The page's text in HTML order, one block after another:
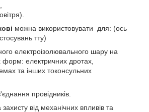
можна використовувати для: (ось
тту)
електроізолювального шару на
форм: електричних дротах,
та інших токонсульних
провідників.
захисту від механічних впливів та